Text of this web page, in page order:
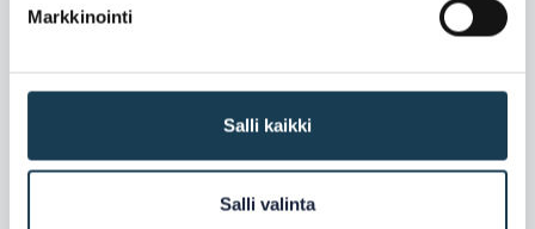
Markkinointi
Salli kaikki
Salli valinta
Muista muut vastuut
Kerää tilastoja sivuilla